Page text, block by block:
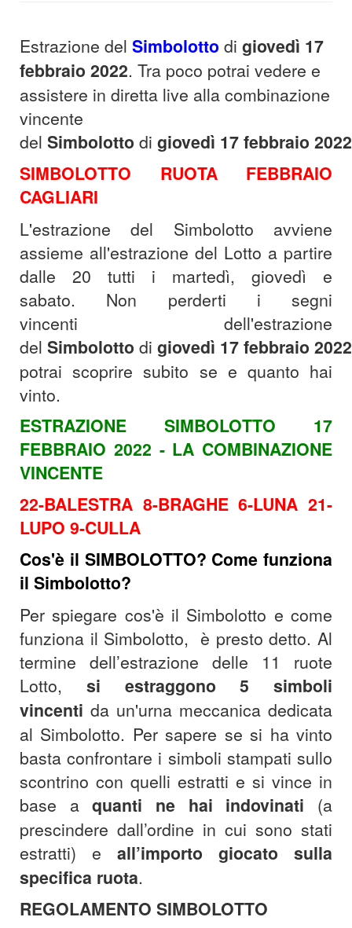
Estrazione del Simbolotto di giovedì 17
febbraio 2022. Tra poco potrai vedere e
assistere in diretta live alla combinazione
vincente
del Simbolotto di giovedì 17 febbraio 2022
SIMBOLOTTO RUOTA FEBBRAIO
CAGLIARI
L'estrazione del Simbolotto avviene
assieme all'estrazione del Lotto a partire
dalle 20 tutti i martedì, giovedì e
sabato. Non perderti i segni
vincenti dell'estrazione
del Simbolotto di giovedì 17febbraio 2022
potrai scoprire subito se e quanto hai
vinto.
ESTRAZIONE SIMBOLOTTO 17
FEBBRAIO 2022 - LA COMBINAZIONE
VINCENTE
22-BALESTRA 8-BRAGHE 6-LUNA 21-
LUPO 9-CULLA
Cos'è il SIMBOLOTTO? Come funziona
il Simbolotto?
Per spiegare cos'è il Simbolotto e come
funziona il Simbolotto, è presto detto. Al
termine dell’estrazione delle 11 ruote
Lotto, si estraggono 5 simboli
vincenti da un'urna meccanica dedicata
al Simbolotto. Per sapere se si ha vinto
basta confrontare i simboli stampati sullo
scontrino con quelli estratti e si vince in
base aquanti ne hai indovinati (a
prescindere dall’ordine in cui sono stati
estratti) e all’importo giocato sulla
specifica ruota.
REGOLAMENTO SIMBOLOTTO